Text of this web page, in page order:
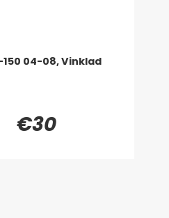
150 04-08, Vinklad
€30